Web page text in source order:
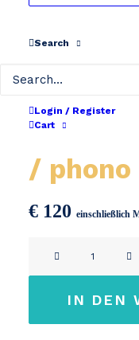
Search
Login / Register
Cart
/
€ 120 einschließlich
IN DEN